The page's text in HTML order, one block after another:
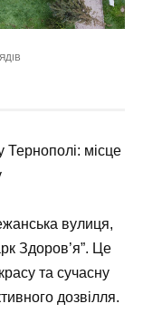
Тернополі: місце
вулиця,
Здоров’я”. Це
та сучасну
дозвілля.